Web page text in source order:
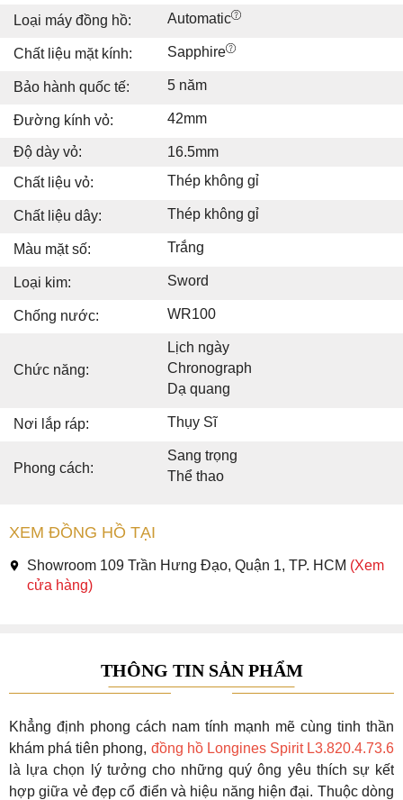
Loại máy đồng hồ: Automatic
Chất liệu mặt kính: Sapphire
Bảo hành quốc tế: 5 năm
Đường kính vỏ: 42mm
Độ dày vỏ:
16.5mm
Chất liệu vỏ:
Thép không gỉ
Chất liệu dây: Thép không gỉ
Màu mặt số: Trắng
Loại kim: Sword
Chống nước: WR100
Chức năng:
Lịch ngày
Chronograph
Dạ quang
Nơi lắp ráp: Thụy Sĩ
Phong cách:
Sang trọng
Thể thao
XEM ĐỒNG HỒ TẠI
Showroom 109 Trần Hưng Đạo, Quận 1, TP. HCM (Xem
cửa hàng)
THÔNG TIN SẢN PHẨM
Khẳng định phong cách nam tính mạnh mẽ cùng tinh thần
khám phá tiên phong, đồng hồ Longines Spirit L3.820.4.73.6
là lựa chọn lý tưởng cho những quý ông yêu thích sự kết
hợp giữa vẻ đẹp cổ điển và hiệu năng hiện đại. Thuộc dòng